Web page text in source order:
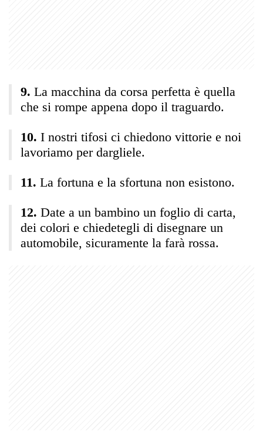
La macchina da corsa perfetta è quella
che si rompe appena dopo il traguardo.
I nostri tifosi ci chiedono vittorie e noi
lavoriamo per dargliele.
La fortuna e la sfortuna non esistono.
Date a un bambino un foglio di carta,
dei colori e chiedetegli di disegnare un
automobile, sicuramente la farà rossa.